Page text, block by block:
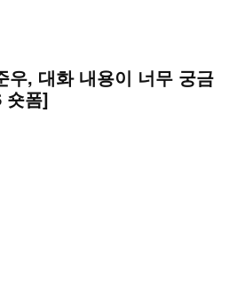
우, 대화 내용이 너무 궁금
숏폼]